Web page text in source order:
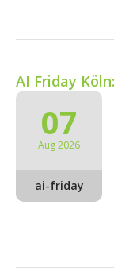
AI Friday
07
Aug 2026
ai-friday